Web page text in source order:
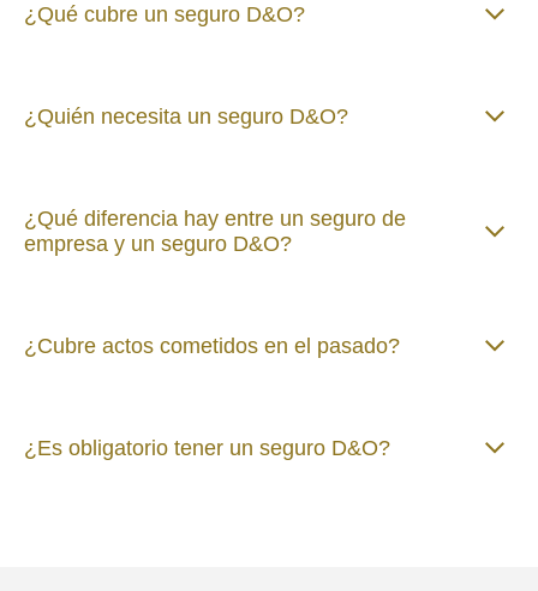
¿Qué cubre un seguro D&O?
¿Quién necesita un seguro D&O?
¿Qué diferencia hay entre un seguro de
empresa y un seguro D&O?
¿Cubre actos cometidos en el pasado?
¿Es obligatorio tener un seguro D&O?